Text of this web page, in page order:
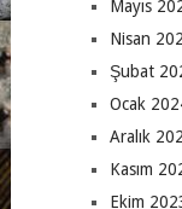
Mayıs
Nisan
Şubat
Ocak
Aralık
Kasım
Ekim